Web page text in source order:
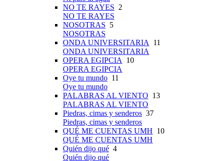
NO TE RAYES 2
NO TE RAYES
NOSOTRAS 5
NOSOTRAS
ONDA UNIVERSITARIA
11
ONDA UNIVERSITARIA
OPERA EGIPCIA
10
OPERA EGIPCIA
Oye tu mundo 11
Oye tu mundo
PALABRAS AL VIENTO 13
PALABRAS AL VIENTO
Piedras, cimas y senderos 37
Piedras, cimas y senderos
QUÉ ME CUENTAS UMH 10
QUÉ ME CUENTAS UMH
Quién dijo qué 4
Quién dijo qué